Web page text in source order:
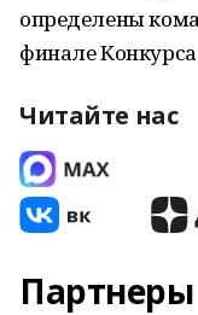
определены
финале
Читайте нас
Партнеры